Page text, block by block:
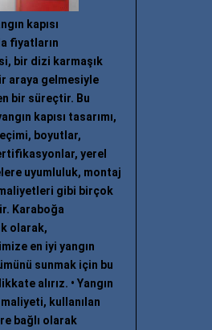
kapısı
fiyatların
bir dizi karmaşık
araya gelmesiyle
bir süreçtir. Bu
kapısı tasarımı,
boyutlar,
yerel
uyumluluk, montaj
gibi birçok
Karaboğa
olarak,
en iyi yangın
sunmak için bu
alırız. • Yangın
maliyeti, kullanılan
bağlı olarak